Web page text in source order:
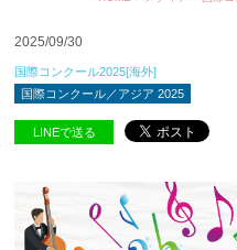
2025/09/30
国際コンクール2025[海外]
国際コンクール／アジア 2025
LINEで送る